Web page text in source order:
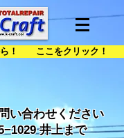
ら！ ここをクリック！
い合わせください
−1029 井上まで